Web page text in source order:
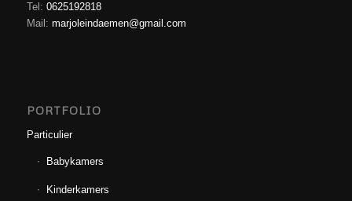
Tel: 0625192818
Mail: marjoleindaemen@gmail.com
PORTFOLIO
Particulier
Babykamers
Kinderkamers